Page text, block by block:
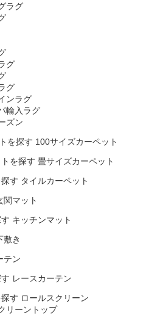
ラグ
グ
グ
ンラグ
輸入ラグ
ズン
100サイズカーペット
畳サイズカーペット
タイルカーペット
関マット
キッチンマット
敷き
テン
レースカーテン
ロールスクリーン
リーントップ